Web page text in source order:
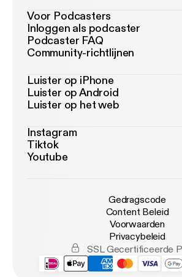
Voor Podcasters
Inloggen als podcaster
Podcaster FAQ
Community-richtlijnen
Luister op iPhone
Luister op Android
Luister op het web
Instagram
Tiktok
Youtube
Gedragscode
Content Beleid
Voorwaarden
Privacybeleid
SSL Gecertificeerde